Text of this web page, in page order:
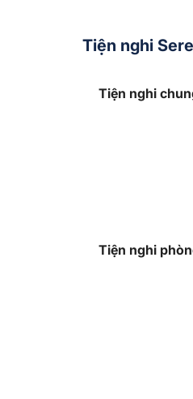
Tiện nghi
Tiện nghi
Tiện nghi